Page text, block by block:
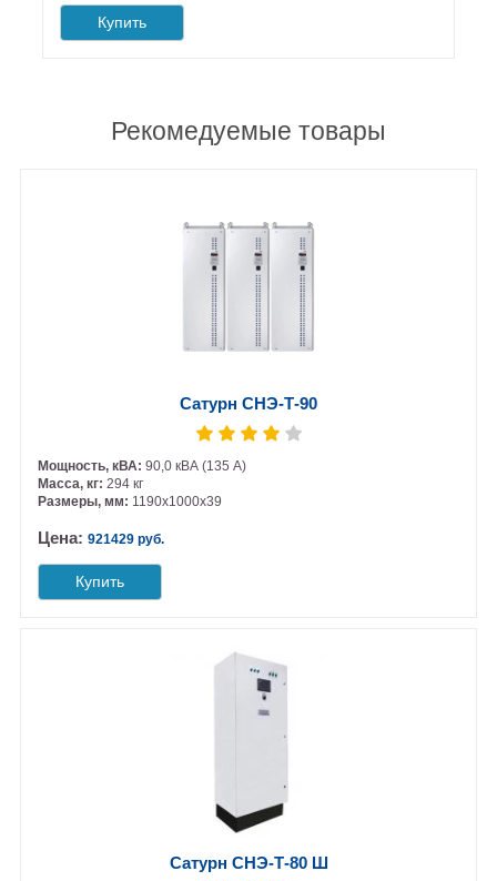
Купить
Рекомедуемые товары
Сатурн СНЭ-Т-90
Мощность, кВА:90,0 кВА (135 А)
Масса, кг:294 кг
Размеры, мм: 1190х1000х39
Цена:921429 руб.
Купить
Сатурн СНЭ-Т-80 Ш